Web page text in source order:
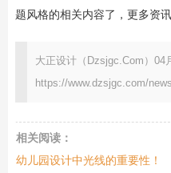
题风格的相关内容了，更多资
大正设计（Dzsjgc.Com）04
https://www.dzsjgc.com/
相关阅读：
幼儿园设计中光线的重要性！